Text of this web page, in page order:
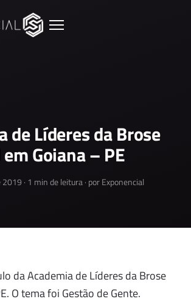
de Líderes da Brose
Goiana – PE
· 1 min de leitura · por Exponencial
da Academia de Líderes da Brose
O tema foi Gestão de Gente.